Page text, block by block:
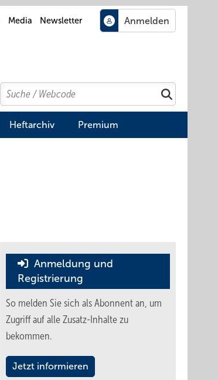
Media Newsletter
Search
Suchen
Heftarchiv Premium
Anmeldung und
Registrierung
So melden Sie sich als Abonnent an, um
Zugriff auf alle Zusatz-Inhalte zu
bekommen.
Jetzt informieren